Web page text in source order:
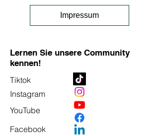
Impressum
Lernen Sie unsere Community
kennen!
Tiktok
Instagram
YouTube
Facebook